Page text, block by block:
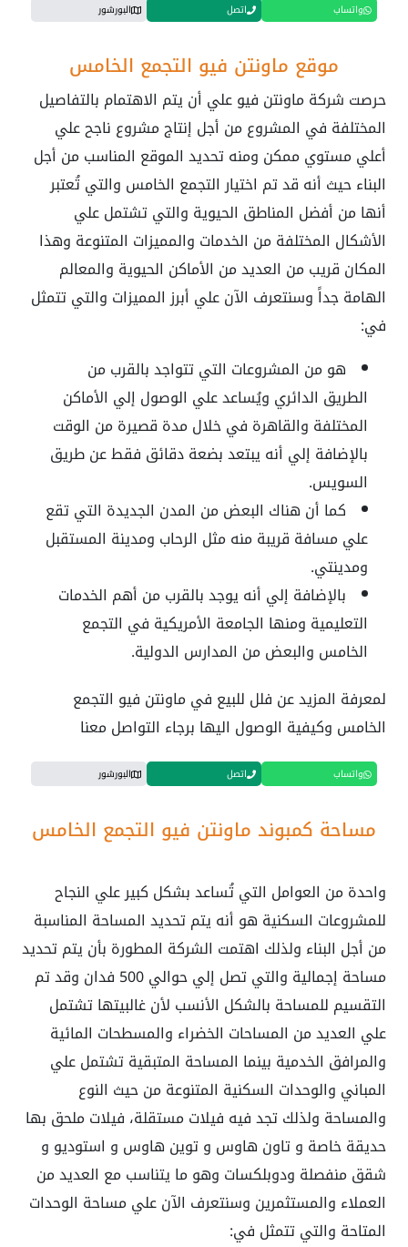
واتساب اتصل البورشور
موقع ماونتن فيو التجمع الخامس
حرصت شركة ماونتن فيو علي أن يتم الاهتمام بالتفاصيل
المختلفة في المشروع من أجل إنتاج مشروع ناجح علي
أعلي مستوي ممكن ومنه تحديد الموقع المناسب من أجل
البناء حيث أنه قد تم اختيار التجمع الخامس والتي تُعتبر
أنها من أفضل المناطق الحيوية والتي تشتمل علي
الأشكال المختلفة من الخدمات والمميزات المتنوعة وهذا
المكان قريب من العديد من الأماكن الحيوية والمعالم
الهامة جداً وسنتعرف الآن علي أبرز المميزات والتي تتمثل
في:
هو من المشروعات التي تتواجد بالقرب من
الطريق الدائري ويُساعد علي الوصول إلي الأماكن
المختلفة والقاهرة في خلال مدة قصيرة من الوقت
بالإضافة إلي أنه يبتعد بضعة دقائق فقط عن طريق
السويس.
كما أن هناك البعض من المدن الجديدة التي تقع
علي مسافة قريبة منه مثل الرحاب ومدينة المستقبل
ومدينتي.
بالإضافة إلي أنه يوجد بالقرب من أهم الخدمات
التعليمية ومنها الجامعة الأمريكية في التجمع
الخامس والبعض من المدارس الدولية.
لمعرفة المزيد عن فلل للبيع في ماونتن فيو التجمع
الخامس وكيفية الوصول اليها برجاء التواصل معنا
واتساب اتصل البورشور
مساحة كمبوند ماونتن فيو التجمع الخامس
واحدة من العوامل التي تُساعد بشكل كبير علي النجاح
للمشروعات السكنية هو أنه يتم تحديد المساحة المناسبة
من أجل البناء ولذلك اهتمت الشركة المطورة بأن يتم تحديد
مساحة إجمالية والتي تصل إلي حوالي 500 فدان وقد تم
التقسيم للمساحة بالشكل الأنسب لأن غالبيتها تشتمل
علي العديد من المساحات الخضراء والمسطحات المائية
والمرافق الخدمية بينما المساحة المتبقية تشتمل علي
المباني والوحدات السكنية المتنوعة من حيث النوع
والمساحة ولذلك تجد فيه فيلات مستقلة، فيلات ملحق بها
حديقة خاصة و تاون هاوس و توين هاوس و استوديو و
شقق منفصلة ودوبلكسات وهو ما يتناسب مع العديد من
العملاء والمستثمرين وسنتعرف الآن علي مساحة الوحدات
المتاحة والتي تتمثل في: